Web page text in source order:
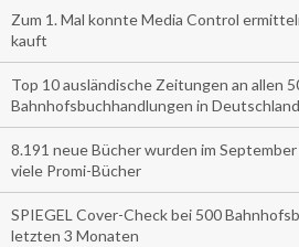
Zum 1. Mal konnte Media Control
kauft
Top 10 ausländische Zeitungen an allen
Bahnhofsbuchhandlungen in Deutschland
8.191 neue Bücher wurden im
viele Promi-Bücher
SPIEGEL Cover-Check bei 500
letzten 3 Monaten